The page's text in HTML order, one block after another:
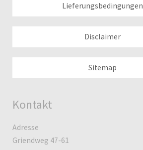
Lieferungsbedingungen
Disclaimer
Sitemap
Kontakt
Adresse
Griendweg 47-61